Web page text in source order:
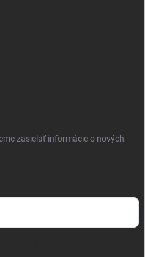
zasielať informácie o nových